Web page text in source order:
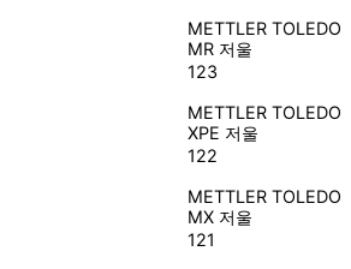
METTLER TOLEDO
MR 저울
123
METTLER TOLEDO
XPE 저울
122
METTLER TOLEDO
MX 저울
121